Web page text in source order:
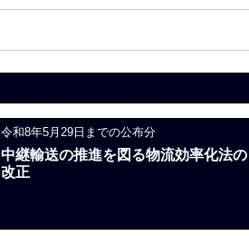
令和8年5月29日までの公布分
中継輸送の推進を図る物流効率化法の
改正